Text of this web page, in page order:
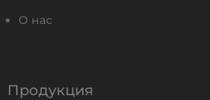
О нас
Продукция